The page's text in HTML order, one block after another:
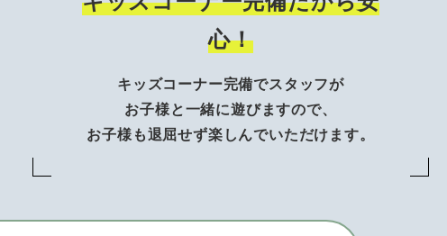
心！
キッズコーナー完備でスタッフが
お子様と一緒に遊びますので、
お子様も退屈せず楽しんでいただけます。